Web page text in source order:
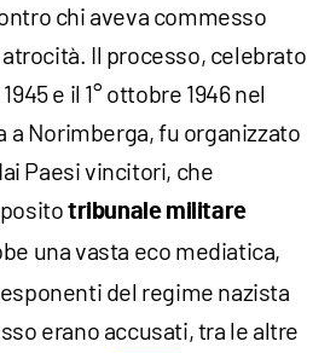
chi aveva commesso
atrocità. Il processo, celebrato
e il 1° ottobre 1946 nel
a Norimberga, fu organizzato
Paesi vincitori, che
tribunale militare
una vasta eco mediatica,
del regime nazista
erano accusati, tra le altre